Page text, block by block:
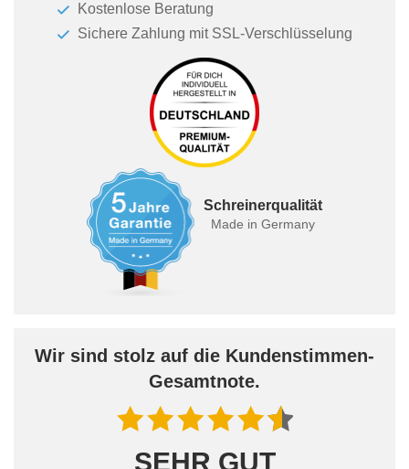
Kostenlose Beratung
Sichere Zahlung mit SSL-Verschlüsselung
Schreinerqualität
Made in Germany
Wir sind stolz auf die Kundenstimmen-
Gesamtnote.
SEHR GUT